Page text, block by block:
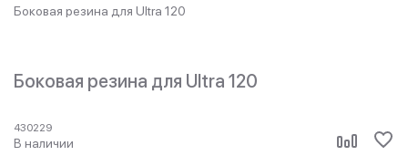
Боковая резина для Ultra 120
Боковая резина для Ultra 120
430229
В наличии
назначения